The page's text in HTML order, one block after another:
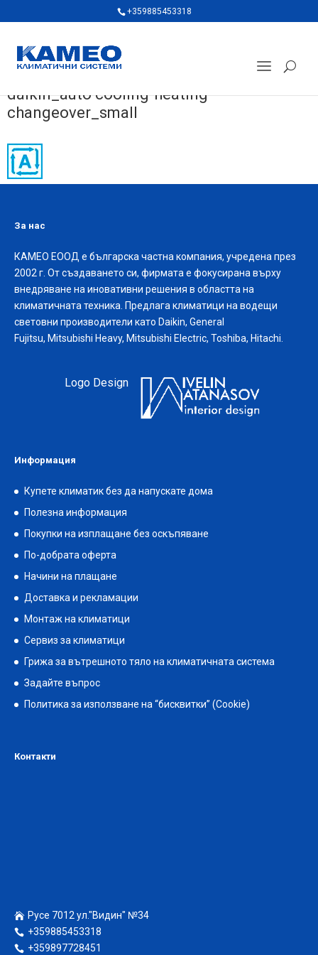
+359885453318
daikin_auto cooling-heating
changeover_small
За нас
КАМЕО ЕООД е българска частна компания, учредена през
2002 г. От създаването си, фирмата е фокусирана върху
внедряване на иновативни решения в областта на
климатичната техника. Предлага климатици на водещи
световни производители като Daikin, General
Fujitsu, Mitsubishi Heavy, Mitsubishi Electric, Toshiba, Hitachi.
Logo Design
Информация
Купете климатик без да напускате дома
Полезна информация
Покупки на изплащане без оскъпяване
По-добрата оферта
Начини на плащане
Доставка и рекламации
Монтаж на климатици
Сервиз за климатици
Грижа за вътрешното тяло на климатичната система
Задайте въпрос
Политика за използване на “бисквитки” (Cookie)
Контакти
Русе 7012 ул."Видин" №34
+359885453318
+359897728451